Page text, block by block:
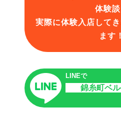
体験談
実際に体験入店して
ます！
LINEで
錦糸町ベ